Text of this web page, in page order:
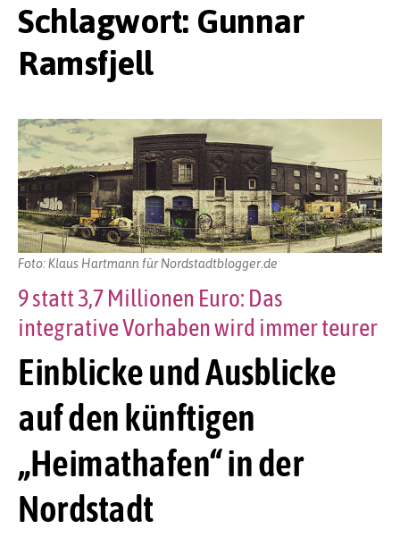
Schlagwort: Gunnar
Ramsfjell
Einblicke und Ausblicke
auf den künftigen
„Heimathafen“ in der
Nordstadt
9 statt 3,7 Millionen Euro: Das
integrative Vorhaben wird immer teurer
Foto: Klaus Hartmann für Nordstadtblogger.de